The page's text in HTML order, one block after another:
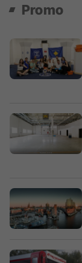
Promo